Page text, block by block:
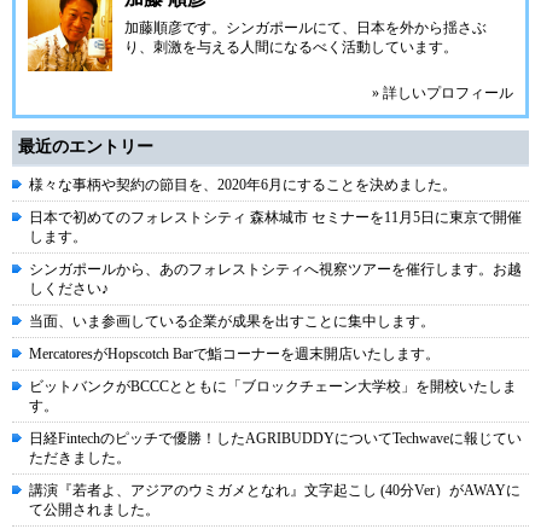
加藤順彦です。シンガポールにて、日本を外から揺さぶ
り、刺激を与える人間になるべく活動しています。
» 詳しいプロフィール
最近のエントリー
様々な事柄や契約の節目を、2020年6月にすることを決めました。
日本で初めてのフォレストシティ 森林城市 セミナーを11月5日に東京で開催
します。
シンガポールから、あのフォレストシティへ視察ツアーを催行します。お越
しください♪
当面、いま参画している企業が成果を出すことに集中します。
MercatoresがHopscotch Barで鮨コーナーを週末開店いたします。
ビットバンクがBCCCとともに「ブロックチェーン大学校」を開校いたしま
す。
日経Fintechのピッチで優勝！したAGRIBUDDYについてTechwaveに報じてい
ただきました。
講演『若者よ、アジアのウミガメとなれ』文字起こし (40分Ver）がAWAYに
て公開されました。